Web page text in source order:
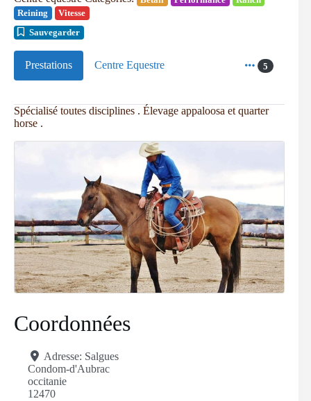
Reining
Vitesse
Sauvegarder
Prestations Centre Equestre 5
Spécialisé toutes disciplines . Élevage appaloosa et quarter
horse .
Coordonnées
Adresse: Salgues
Condom-d'Aubrac
occitanie
12470